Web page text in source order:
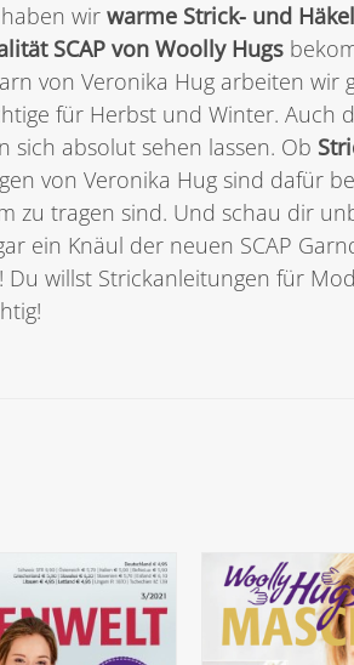
haben wirwarme Strick- und
SCAP von Woolly Hugs
von Veronika Hug arbeiten
für Herbst und Winter. Auch
sich absolut sehen lassen. Ob
von Veronika Hug sind dafür
zu tragen sind. Und schau dir
ein Knäul der neuen SCAP
Du willst Strickanleitungen für